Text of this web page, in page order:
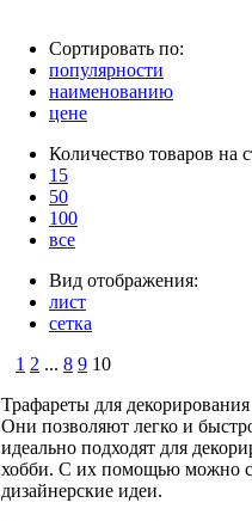
Сортировать по:
популярности
наименованию
цене
Количество товаров на
15
50
100
все
Вид отображения:
лист
сетка
1 2 ... 8 9 10
Трафареты для
Они позволяют легко и
идеально подходят для
хобби. С их помощью можно
дизайнерские идеи.